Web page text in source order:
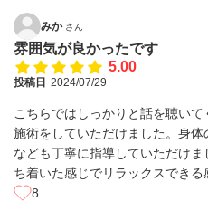
みか さん
雰囲気が良かったです
5.00
投稿日 2024/07/29
こちらではしっかりと話を聴い
施術をしていただけました。身
なども丁寧に指導していただけ
ち着いた感じでリラックスできる
8